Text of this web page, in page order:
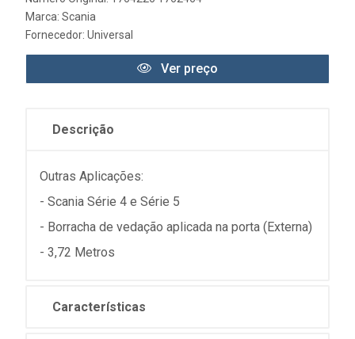
Marca: Scania
Fornecedor: Universal
Ver preço
Descrição
Outras Aplicações:
- Scania Série 4 e Série 5
- Borracha de vedação aplicada na porta (Externa)
- 3,72 Metros
Características